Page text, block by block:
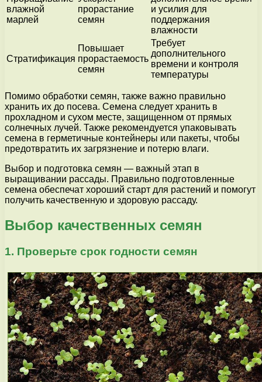
влажной
марлей
прорастание
семян
и усилия для
поддержания
влажности
Стратификация
Повышает
прорастаемость
семян
Требует
дополнительного
времени и контроля
температуры
Помимо обработки семян, также важно правильно
хранить их до посева. Семена следует хранить в
прохладном и сухом месте, защищенном от прямых
солнечных лучей. Также рекомендуется упаковывать
семена в герметичные контейнеры или пакеты, чтобы
предотвратить их загрязнение и потерю влаги.
Выбор и подготовка семян — важный этап в
выращивании рассады. Правильно подготовленные
семена обеспечат хороший старт для растений и помогут
получить качественную и здоровую рассаду.
Выбор качественных семян
1. Проверьте срок годности семян